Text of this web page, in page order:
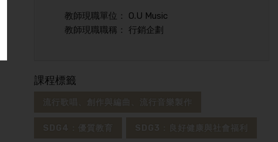
教師現職單位： O.U Music
教師現職職稱： 行銷企劃
課程標籤
流行歌唱、創作與編曲、流行音樂製作
SDG4：優質教育 SDG3：良好健康與社會福利